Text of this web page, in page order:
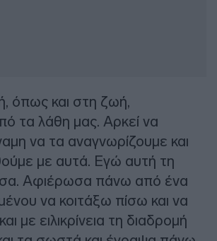
όπως και στη ζωή,
τα λάθη μας. Αρκεί να
να τα αναγνωρίζουμε και
με αυτά. Εγώ αυτή τη
Αφιέρωσα πάνω από ένα
να κοιτάξω πίσω και να
με ειλικρίνεια τη διαδρομή